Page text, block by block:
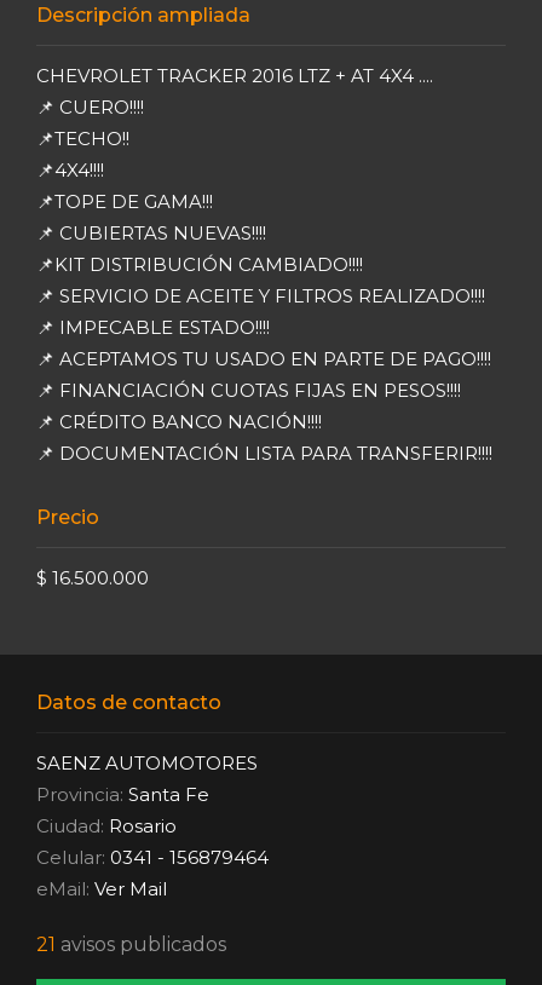
Descripción ampliada
CHEVROLET TRACKER 2016 LTZ + AT 4X4 ....
📌 CUERO!!!!
📌TECHO!!
📌4X4!!!!
📌TOPE DE GAMA!!!
📌 CUBIERTAS NUEVAS!!!!
📌KIT DISTRIBUCIÓN CAMBIADO!!!!
📌 SERVICIO DE ACEITE Y FILTROS REALIZADO!!!!
📌 IMPECABLE ESTADO!!!!
📌 ACEPTAMOS TU USADO EN PARTE DE PAGO!!!!
📌 FINANCIACIÓN CUOTAS FIJAS EN PESOS!!!!
📌 CRÉDITO BANCO NACIÓN!!!!
📌 DOCUMENTACIÓN LISTA PARA TRANSFERIR!!!!
Precio
$ 16.500.000
Datos de contacto
SAENZ AUTOMOTORES
Provincia: Santa Fe
Ciudad: Rosario
Celular: 0341 - 156879464
eMail: Ver Mail
21 avisos publicados